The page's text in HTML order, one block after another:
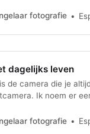
fotografie
dagelijks leven
de camera die je
Ik noem er
of de Canonfotografie